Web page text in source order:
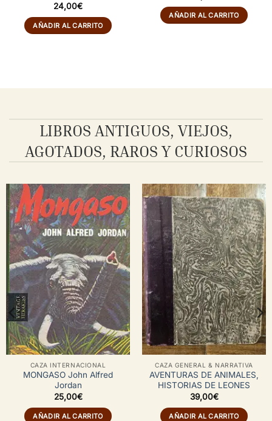
24,00€
AÑADIR AL CARRITO
AÑADIR AL CARRITO
LIBROS ANTIGUOS, VIEJOS,
AGOTADOS, RAROS Y CURIOSOS
CAZA INTERNACIONAL
MONGASO John Alfred
Jordan
25,00€
AÑADIR AL CARRITO
CAZA GENERAL & NARRATIVA
AVENTURAS DE ANIMALES,
HISTORIAS DE LEONES
39,00€
AÑADIR AL CARRITO